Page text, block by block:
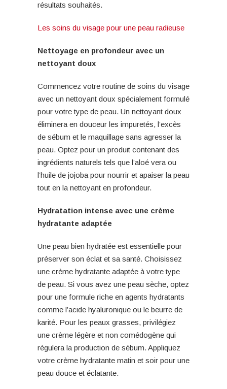
résultats souhaités.
Les soins du visage pour une peau radieuse
Nettoyage en profondeur avec un
nettoyant doux
Commencez votre routine de soins du visage
avec un nettoyant doux spécialement formulé
pour votre type de peau. Un nettoyant doux
éliminera en douceur les impuretés, l’excès
de sébum et le maquillage sans agresser la
peau. Optez pour un produit contenant des
ingrédients naturels tels que l’aloé vera ou
l’huile de jojoba pour nourrir et apaiser la peau
tout en la nettoyant en profondeur.
Hydratation intense avec une crème
hydratante adaptée
Une peau bien hydratée est essentielle pour
préserver son éclat et sa santé. Choisissez
une crème hydratante adaptée à votre type
de peau. Si vous avez une peau sèche, optez
pour une formule riche en agents hydratants
comme l’acide hyaluronique ou le beurre de
karité. Pour les peaux grasses, privilégiez
une crème légère et non comédogène qui
régulera la production de sébum. Appliquez
votre crème hydratante matin et soir pour une
peau douce et éclatante.